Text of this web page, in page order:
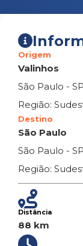
Origem
Valinhos
São Paulo - SP
Região:
Destino
São Paulo
São Paulo - SP
Região:
Distância
88 km